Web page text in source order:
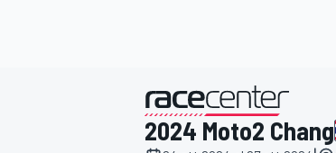
2024 Moto2 Chang